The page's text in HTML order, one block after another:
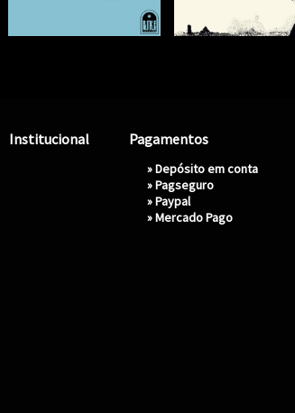
Institucional Pagamentos
» Depósito em conta
»Pagseguro
»Paypal
»Mercado Pago